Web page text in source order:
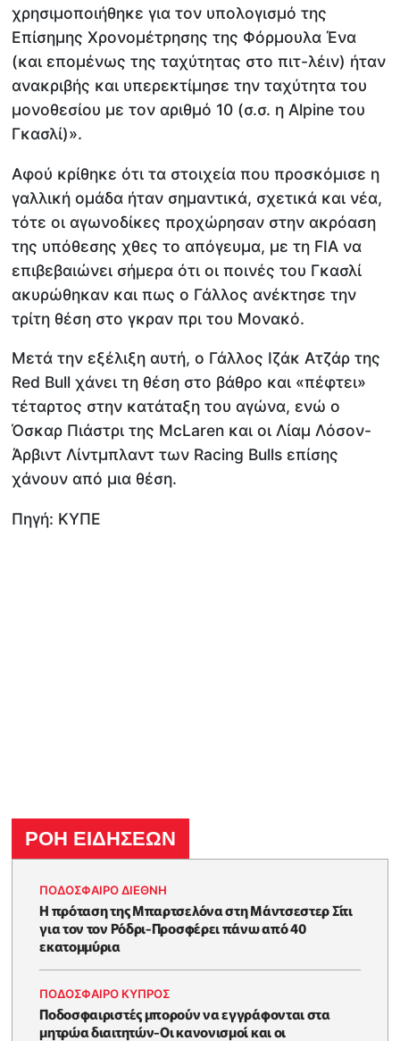
χρησιμοποιήθηκε για τον υπολογισμό της
Επίσημης Χρονομέτρησης της Φόρμουλα Ένα
(και επομένως της ταχύτητας στο πιτ-λέιν) ήταν
ανακριβής και υπερεκτίμησε την ταχύτητα του
μονοθεσίου με τον αριθμό 10 (σ.σ. η Alpine του
Γκασλί)».
Αφού κρίθηκε ότι τα στοιχεία που προσκόμισε η
γαλλική ομάδα ήταν σημαντικά, σχετικά και νέα,
τότε οι αγωνοδίκες προχώρησαν στην ακρόαση
της υπόθεσης χθες το απόγευμα, με τη FIA να
επιβεβαιώνει σήμερα ότι οι ποινές του Γκασλί
ακυρώθηκαν και πως ο Γάλλος ανέκτησε την
τρίτη θέση στο γκραν πρι του Μονακό.
Μετά την εξέλιξη αυτή, ο Γάλλος Ιζάκ Ατζάρ της
Red Bull χάνει τη θέση στο βάθρο και «πέφτει»
τέταρτος στην κατάταξη του αγώνα, ενώ ο
Όσκαρ Πιάστρι της McLaren και οι Λίαμ Λόσον-
Άρβιντ Λίντμπλαντ των Racing Bulls επίσης
χάνουν από μια θέση.
Πηγή: ΚΥΠΕ
ΡΟΗ ΕΙΔΗΣΕΩΝ
ΠΟΔΟΣΦΑΙΡΟ ΔΙΕΘΝΗ
Η πρόταση της Μπαρτσελόνα στη Μάντσεστερ Σίτι
για τον τον Ρόδρι-Προσφέρει πάνω από 40
εκατομμύρια
ΠΟΔΟΣΦΑΙΡΟ ΚΥΠΡΟΣ
Ποδοσφαιριστές μπορούν να εγγράφονται στα
μητρώα διαιτητών-Οι κανονισμοί και οι